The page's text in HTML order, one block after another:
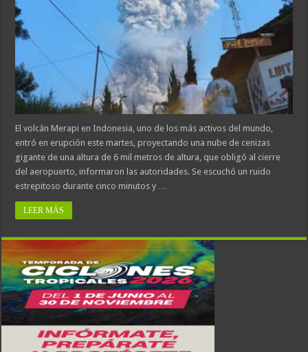
El volcán Merapi en Indonesia, uno de los más activos del mundo,
entró en erupción este martes, proyectando una nube de cenizas
gigante de una altura de 6 mil metros de altura, que obligó al cierre
del aeropuerto, informaron las autoridades. Se escuchó un ruido
estrepitoso durante cinco minutos y …
LEER MÁS